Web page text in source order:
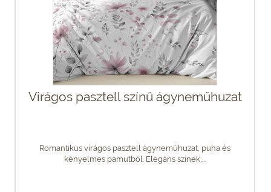
Virágos pasztell színű ágyneműhuzat
Romantikus virágos pasztell ágyneműhuzat, puha és
kényelmes pamutból. Elegáns színek,...